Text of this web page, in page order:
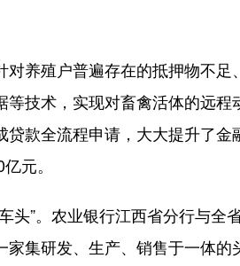
殖户普遍存在的抵押物不足
技术，实现对畜禽活体的远程
款全流程申请，大大提升了
元。
”。农业银行江西省分行与全
集研发、生产、销售于一体